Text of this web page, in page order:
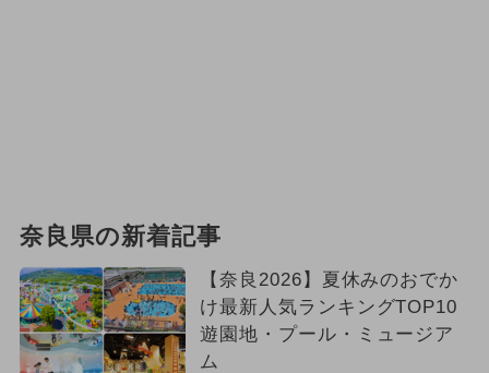
奈良県の新着記事
【奈良2026】夏休みのおでか
け最新人気ランキングTOP10
遊園地・プール・ミュージア
ム